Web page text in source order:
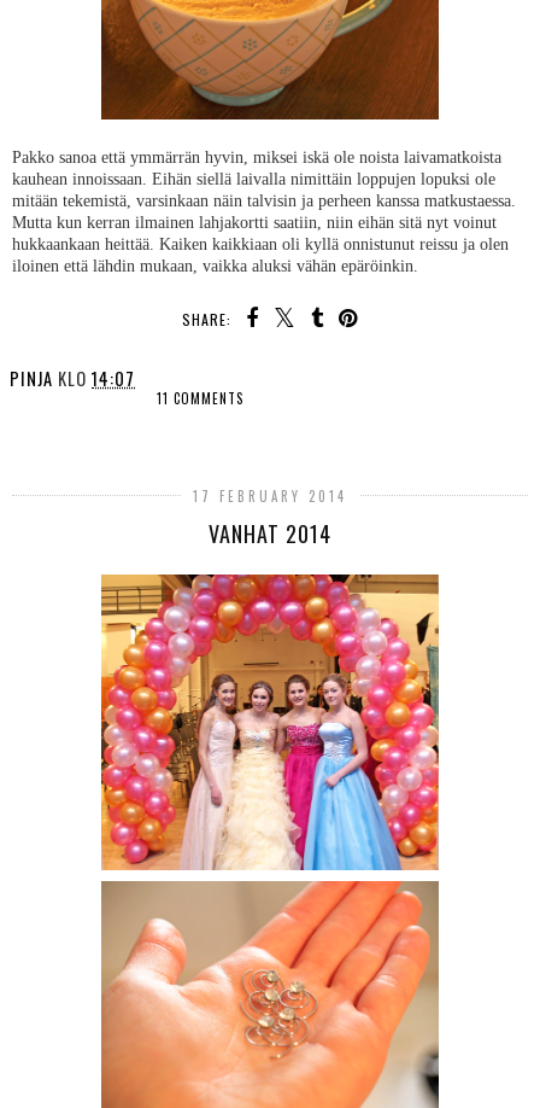
Pakko sanoa että ymmärrän hyvin, miksei iskä ole noista laivamatkoista
kauhean innoissaan. Eihän siellä laivalla nimittäin loppujen lopuksi ole
mitään tekemistä, varsinkaan näin talvisin ja perheen kanssa matkustaessa.
Mutta kun kerran ilmainen lahjakortti saatiin, niin eihän sitä nyt voinut
hukkaankaan heittää. Kaiken kaikkiaan oli kyllä onnistunut reissu ja olen
iloinen että lähdin mukaan, vaikka aluksi vähän epäröinkin.
SHARE:
PINJA KLO 14:07
11 COMMENTS
17 FEBRUARY 2014
VANHAT 2014